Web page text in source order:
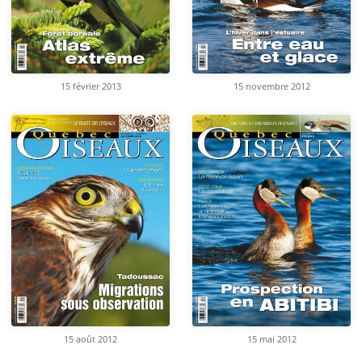
15 février 2013 15 novembre 2012
15 août 2012 15 mai 2012